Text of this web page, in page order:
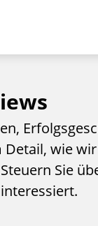
Detail, wie
Sie